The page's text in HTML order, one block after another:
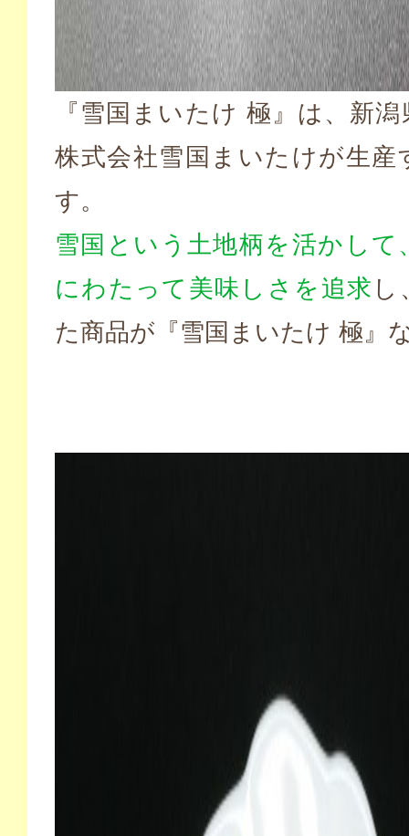
『雪国まいたけ 極』は、新
株式会社雪国まいたけが生産
す。
雪国という土地柄を活かして
にわたって美味しさを追求 し
た商品が『雪国まいたけ 極』